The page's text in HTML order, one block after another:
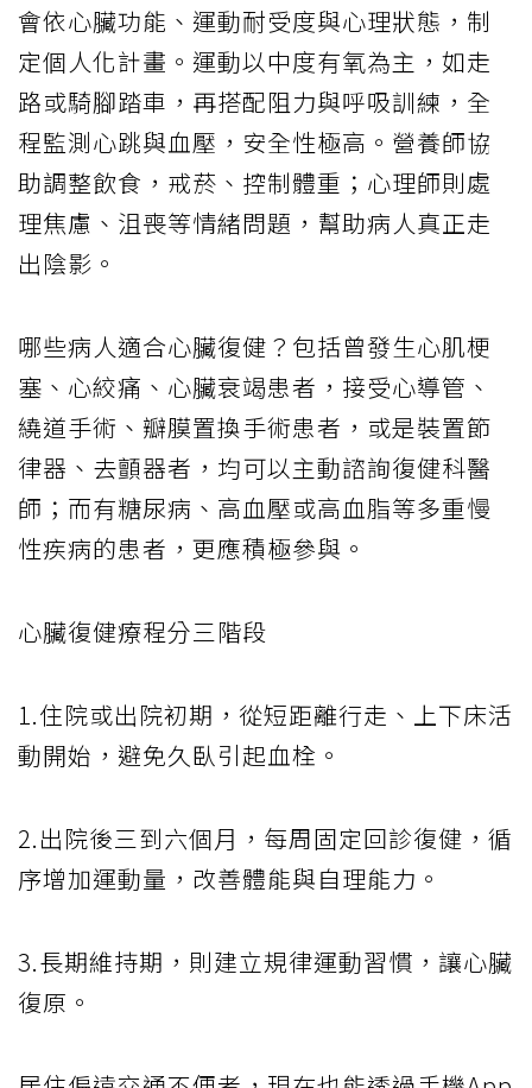
會依心臟功能、運動耐受度與心理狀態，制
定個人化計畫。運動以中度有氧為主，如走
路或騎腳踏車，再搭配阻力與呼吸訓練，全
程監測心跳與血壓，安全性極高。營養師協
助調整飲食，戒菸、控制體重；心理師則處
理焦慮、沮喪等情緒問題，幫助病人真正走
出陰影。
哪些病人適合心臟復健？包括曾發生心肌梗
塞、心絞痛、心臟衰竭患者，接受心導管、
繞道手術、瓣膜置換手術患者，或是裝置節
律器、去顫器者，均可以主動諮詢復健科醫
師；而有糖尿病、高血壓或高血脂等多重慢
性疾病的患者，更應積極參與。
心臟復健療程分三階段
1.住院或出院初期，從短距離行走、上下床活
動開始，避免久臥引起血栓。
2.出院後三到六個月，每周固定回診復健，循
序增加運動量，改善體能與自理能力。
3.長期維持期，則建立規律運動習慣，讓心臟
復原。